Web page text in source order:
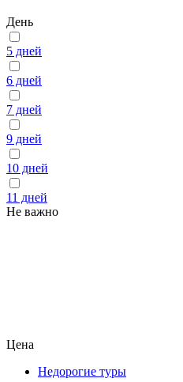
День
5 дней
6 дней
7 дней
9 дней
10 дней
11 дней
Не важно
Цена
Недорогие туры